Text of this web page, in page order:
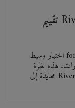
تقييم Riverquode: اعتبارات أساسية لمتداولي
اختيار وسيط forex يتلخّص في بضع فحوص عملية: التنظيم، وموثوقية
هذه نظرة
محايدة إلى Riverquode، وهي علامة CFD تُشغّلها AzurevistaFX